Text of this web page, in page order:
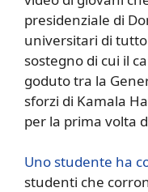
presidenziale di
universitari di tutto
sostegno di cui il
goduto tra la
sforzi di Kamala
per la prima volta
Uno studente ha
studenti che